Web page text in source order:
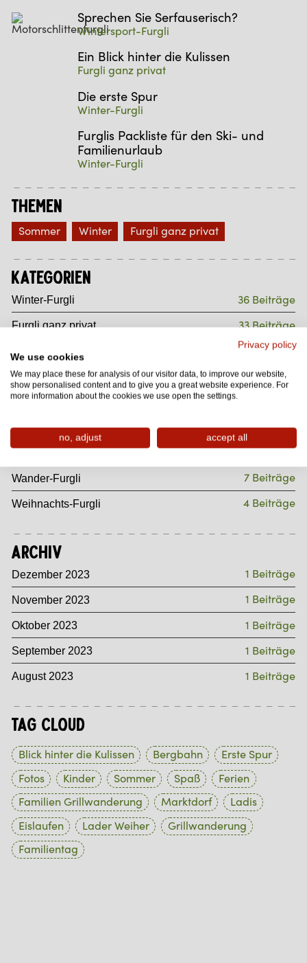
Sprechen Sie Serfauserisch?
Wintersport-Furgli
Ein Blick hinter die Kulissen
Furgli ganz privat
Die erste Spur
Winter-Furgli
Furglis Packliste für den Ski- und
Familienurlaub
Winter-Furgli
Themen
Sommer Winter Furgli ganz privat
Kategorien
Winter-Furgli 36 Beiträge
Furgli ganz privat 33 Beiträge
Entspannungs-Furgli 4 Beiträge
Sommersport-Furgli 11 Beiträge
Sommer-Furgli
Gourmet-Furgli 8 Beiträge
Wintersport-Furgli 4 Beiträge
Wander-Furgli 7 Beiträge
Weihnachts-Furgli 4 Beiträge
Archiv
Dezember 2023 1 Beiträge
November 2023 1 Beiträge
Oktober 2023 1 Beiträge
September 2023 1 Beiträge
August 2023 1 Beiträge
Tag Cloud
Blick hinter die Kulissen Bergbahn
Erste Spur
Fotos
Kinder Sommer Spaß
Ferien
Familien Grillwanderung
Marktdorf
Ladis
Eislaufen
Lader Weiher
Grillwanderung
Familientag
Privacy policy
We use cookies
We may place these for analysis of our visitor data, to improve our website,
show personalised content and to give you a great website experience. For
more information about the cookies we use open the settings.
no, adjust accept all